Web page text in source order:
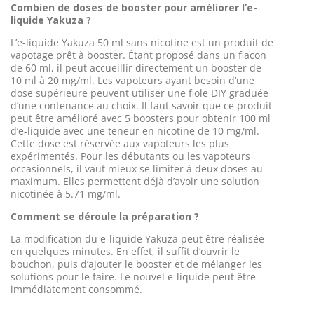
Combien de doses de booster pour améliorer l’e-
liquide Yakuza ?
L’e-liquide Yakuza 50 ml sans nicotine est un produit de
vapotage prêt à booster. Étant proposé dans un flacon
de 60 ml, il peut accueillir directement un booster de
10 ml à 20 mg/ml. Les vapoteurs ayant besoin d’une
dose supérieure peuvent utiliser une fiole DIY graduée
d’une contenance au choix. Il faut savoir que ce produit
peut être amélioré avec 5 boosters pour obtenir 100 ml
d’e-liquide avec une teneur en nicotine de 10 mg/ml.
Cette dose est réservée aux vapoteurs les plus
expérimentés. Pour les débutants ou les vapoteurs
occasionnels, il vaut mieux se limiter à deux doses au
maximum. Elles permettent déjà d’avoir une solution
nicotinée à 5.71 mg/ml.
Comment se déroule la préparation ?
La modification du e-liquide Yakuza peut être réalisée
en quelques minutes. En effet, il suffit d’ouvrir le
bouchon, puis d’ajouter le booster et de mélanger les
solutions pour le faire. Le nouvel e-liquide peut être
immédiatement consommé.